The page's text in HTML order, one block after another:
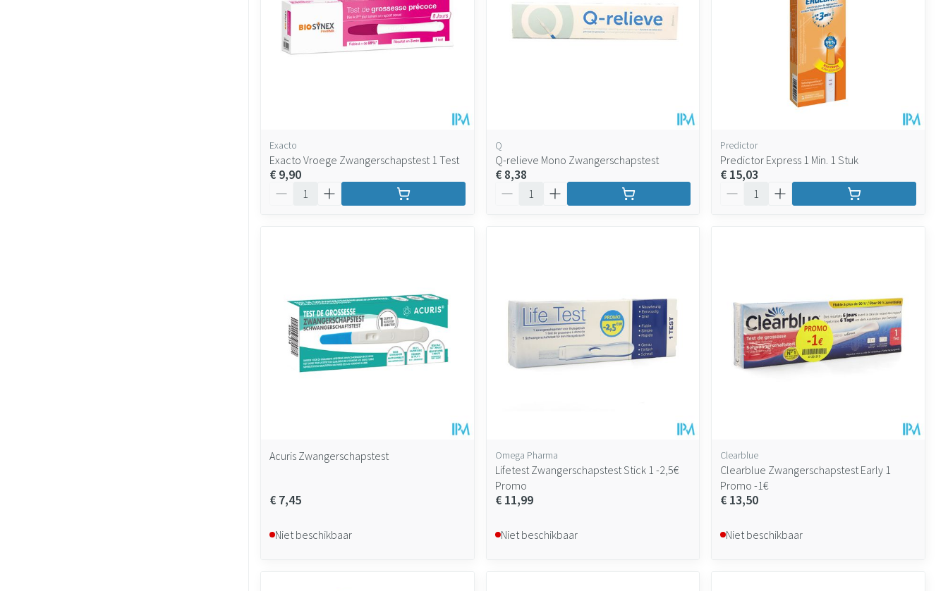
Exacto
Exacto Vroege Zwangerschapstest 1 Test
€ 9,90
Q
Q-relieve Mono Zwangerschapstest
€ 8,38
Predictor
Predictor Express 1 Min. 1 Stuk
€ 15,03
Acuris Zwangerschapstest
€ 7,45
Niet beschikbaar
Omega Pharma
Lifetest Zwangerschapstest Stick 1 -2,5€
Promo
€ 11,99
Niet beschikbaar
Clearblue
Clearblue Zwangerschapstest Early 1
Promo -1€
€ 13,50
Niet beschikbaar